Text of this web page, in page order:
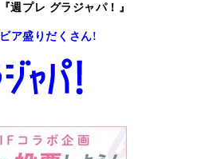
週プレ グラジャパ！』
ア盛りだくさん!